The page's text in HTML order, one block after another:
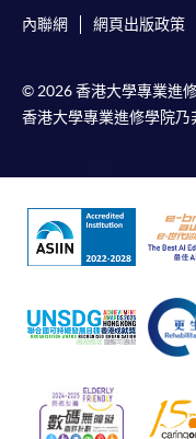
內聯網 網頁出版政策
© 2026 香港大學專業進
香港大學專業進修學院乃